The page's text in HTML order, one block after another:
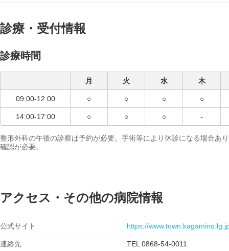
診療・受付情報
診療時間
月 火 水 木
09:00-12:00 ○ ○ ○ ○
14:00-17:00 ○ ○ ○ -
整形外科の午後の診察は予約が必要。手術等により休診になる場合あ
確認が必要。
アクセス・その他の病院情報
公式サイト https://
連絡先 TEL 0868-54-0011